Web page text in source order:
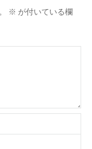
※ が付いている欄